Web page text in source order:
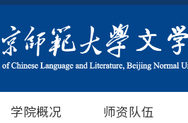
学院概况 师资队伍